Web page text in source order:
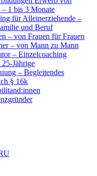
1 bis 3 Monate
für Alleinerziehende –
und Beruf
– von Frauen für Frauen
– von Mann zu Mann
– Einzelcoaching
Jährige
– Begleitendes
§ 16k